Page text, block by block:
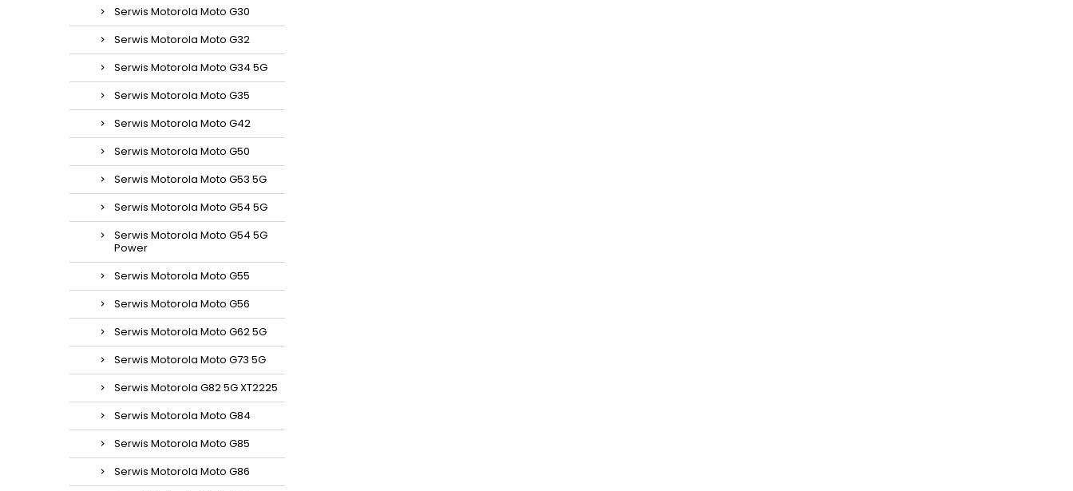
Serwis Motorola Moto G30
Serwis Motorola Moto G32
Serwis Motorola Moto G34 5G
Serwis Motorola Moto G35
Serwis Motorola Moto G42
Serwis Motorola Moto G50
Serwis Motorola Moto G53 5G
Serwis Motorola Moto G54 5G
Serwis Motorola Moto G54 5G
Power
Serwis Motorola Moto G55
Serwis Motorola Moto G56
Serwis Motorola Moto G62 5G
Serwis Motorola Moto G73 5G
Serwis Motorola G82 5G XT2225
Serwis Motorola Moto G84
Serwis Motorola Moto G85
Serwis Motorola Moto G86